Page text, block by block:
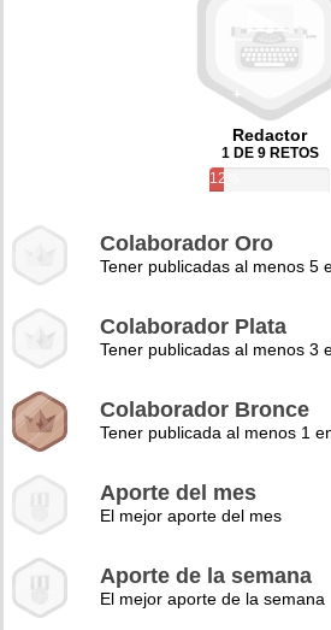
Redactor
1 DE 9 RETOS
12%
Colaborador Oro
Tener publicadas al menos 5
Colaborador Plata
Tener publicadas al menos 3
Colaborador Bronce
Tener publicada al menos 1
Aporte del mes
El mejor aporte del mes
Aporte de la semana
El mejor aporte de la semana